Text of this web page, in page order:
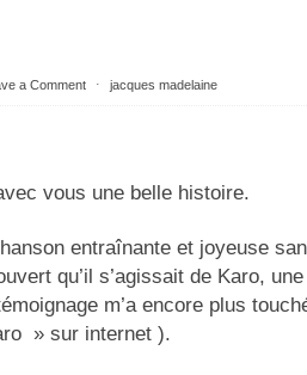
a Comment ⋅ jacques madelaine
vous une belle histoire.
entraînante et joyeuse
qu’il s’agissait de Karo,
m’a encore plus
» sur internet ).